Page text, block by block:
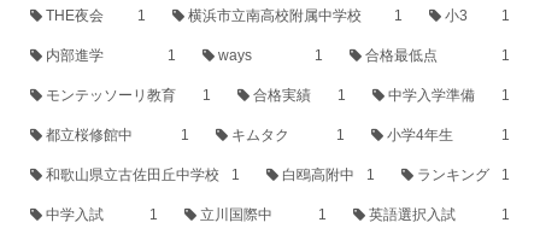
THE夜会 1 横浜市立南高校附属中学校 1 小3 1
内部進学 1 ways 1 合格最低点 1
モンテッソーリ教育 1 合格実績 1 中学入学準備 1
都立桜修館中 1 キムタク 1 小学4年生 1
和歌山県立古佐田丘中学校 1 白鴎高附中 1 ランキング 1
中学入試 1 立川国際中 1 英語選択入試 1